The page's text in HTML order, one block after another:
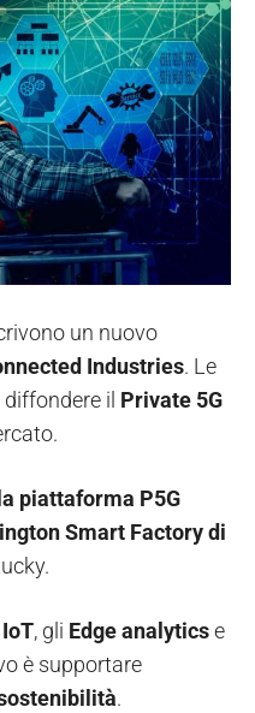
un nuovo
Industries. Le
il Private 5G
la piattaforma P5G
Smart Factory di
, gli Edge analyticse
è supportare
.